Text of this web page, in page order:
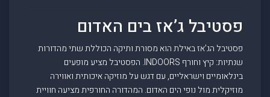
פסטיבל ג’אז בים האדום
פסטיבל הג’אז באילת הוא מסורת ותיקה הכוללת שתי מהדורות
שנתיות: קיץ וחורף INDOORS. הפסטיבל מציע מופעים
בינלאומיים וישראליים, עם דגש על מוזיקה איכותית ואווירה
מוזיקלית מול נופי הים האדום. המהדורה החורפית מציעה חוויית